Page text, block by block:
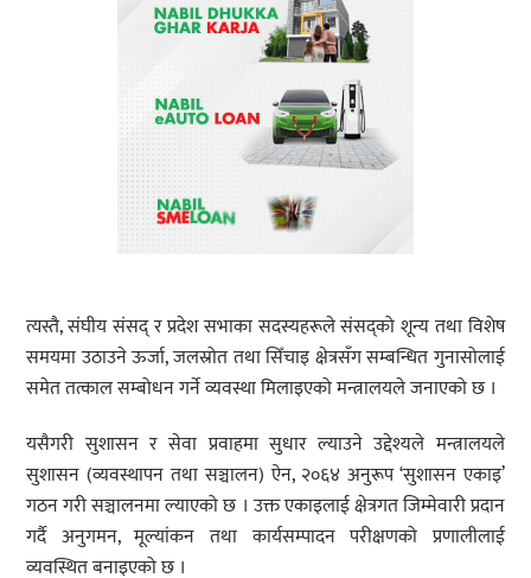
त्यस्तै, संघीय संसद् र प्रदेश सभाका सदस्यहरूले संसद्को शून्य तथा विशेष
समयमा उठाउने ऊर्जा, जलस्रोत तथा सिँचाइ क्षेत्रसँग सम्बन्धित गुनासोलाई
समेत तत्काल सम्बोधन गर्ने व्यवस्था मिलाइएको मन्त्रालयले जनाएको छ ।
यसैगरी सुशासन र सेवा प्रवाहमा सुधार ल्याउने उद्देश्यले मन्त्रालयले
सुशासन (व्यवस्थापन तथा सञ्चालन) ऐन, २०६४ अनुरूप ‘सुशासन एकाइ’
गठन गरी सञ्चालनमा ल्याएको छ । उक्त एकाइलाई क्षेत्रगत जिम्मेवारी प्रदान
गर्दै अनुगमन, मूल्यांकन तथा कार्यसम्पादन परीक्षणको प्रणालीलाई
व्यवस्थित बनाइएको छ ।